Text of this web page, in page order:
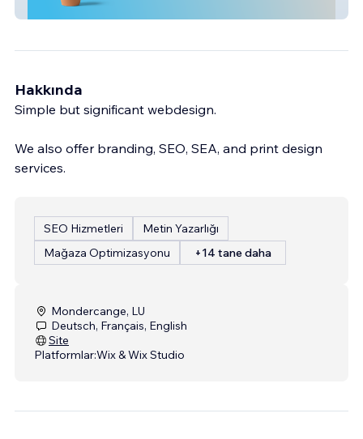
Judith Milberg
Hakkında
Simple but significant webdesign.
We also offer branding, SEO, SEA, and print design
services.
SEO Hizmetleri
Metin Yazarlığı
Mağaza Optimizasyonu
+14 tane daha
Mondercange, LU
Deutsch, Français, English
Site
Platformlar:Wix & Wix Studio